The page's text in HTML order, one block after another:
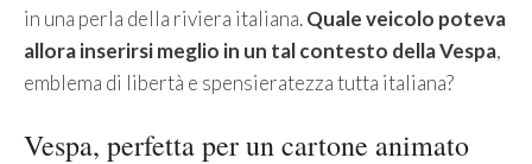
in una perla della riviera italiana.Quale veicolo poteva
allora inserirsi meglio in un tal contesto della Vespa,
emblema di libertà e spensieratezza tutta italiana?
Vespa, perfetta per un cartone animato